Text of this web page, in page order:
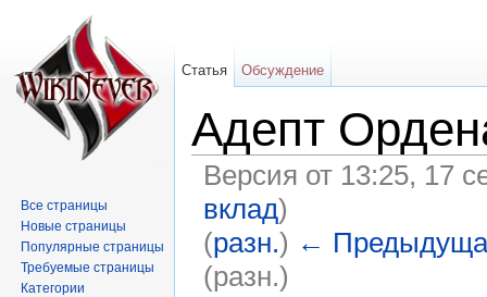
Адепт
Версия от 13:25, 17
вклад)
(разн.) ←
(разн.)
Статья Обсуждение
Все страницы
Новые страницы
Популярные страницы
Требуемые страницы
Категории